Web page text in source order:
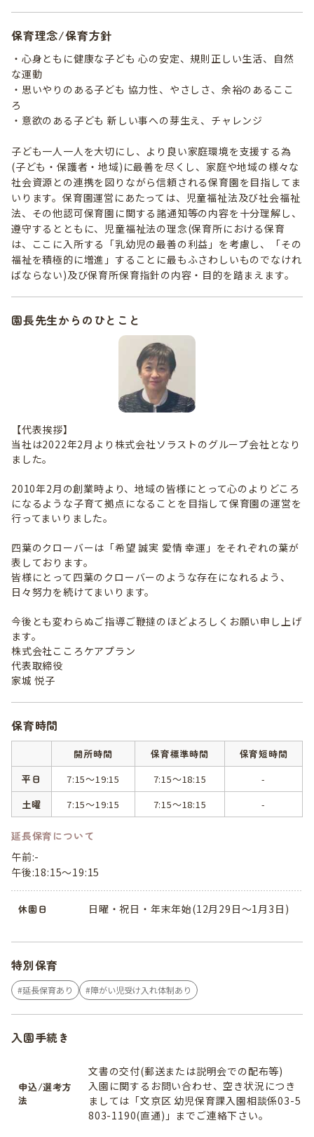
保育理念/保育方針
・心身ともに健康な子ども 心の安定、規則正しい生活、自然
な運動
・思いやりのある子ども 協力性、やさしさ、余裕のあるここ
ろ
・意欲のある子ども 新しい事への芽生え、チャレンジ
子ども一人一人を大切にし、より良い家庭環境を支援する為
(子ども・保護者・地域)に最善を尽くし、家庭や地域の様々な
社会資源との連携を図りながら信頼される保育園を目指してま
いります。保育園運営にあたっては、児童福祉法及び社会福祉
法、その他認可保育園に関する諸通知等の内容を十分理解し、
遵守するとともに、児童福祉法の理念(保育所における保育
は、ここに入所する「乳幼児の最善の利益」を考慮し、「その
福祉を積極的に増進」することに最もふさわしいものでなけれ
ばならない)及び保育所保育指針の内容・目的を踏まえます。
園長先生からのひとこと
【代表挨拶】
当社は2022年2月より株式会社ソラストのグループ会社となり
ました。
2010年2月の創業時より、地域の皆様にとって心のよりどころ
になるような子育て拠点になることを目指して保育園の運営を
行ってまいりました。
四葉のクローバーは「希望 誠実 愛情 幸運」をそれぞれの葉が
表しております。
皆様にとって四葉のクローバーのような存在になれるよう、
日々努力を続けてまいります。
今後とも変わらぬご指導ご鞭撻のほどよろしくお願い申し上げ
ます。
株式会社こころケアプラン
代表取締役
家城 悦子
保育時間
開所時間 保育標準時間
保育短時間
平日
7:15～19:15 7:15～18:15
-
土曜
7:15～19:15 7:15～18:15 -
延長保育について
午前:-
午後:18:15～19:15
休園日 日曜・祝日・年末年始(12月29日～1月3日)
特別保育
延長保育あり 障がい児受け入れ体制あり
入園手続き
申込/選考方
法
文書の交付(郵送または説明会での配布等)
入園に関するお問い合わせ、空き状況につき
ましては「文京区 幼児保育課入園相談係03-5
803-1190(直通)」までご連絡下さい。